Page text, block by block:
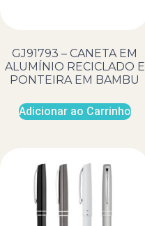
GJ91793 – CANETA EM
ALUMÍNIO RECICLADO E
PONTEIRA EM BAMBU
Adicionar ao Carrinho